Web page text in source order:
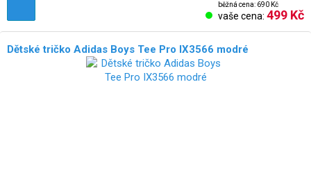
běžná cena: 690 Kč
vaše cena: 499 Kč
Dětské tričko Adidas Boys Tee Pro IX3566 modré